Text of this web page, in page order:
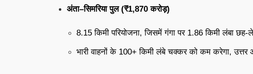
अंता–सिमरिया पुल (₹1,870 करोड़)
8.15 किमी परियोजना, जिसमें गंगा पर 1.86 किमी लंबा छह-
भारी वाहनों के 100+ किमी लंबे चक्कर को कम करेगा, उत्तर